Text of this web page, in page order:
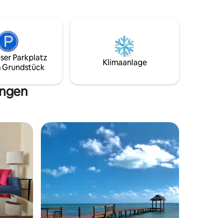
Parkplatz
Grundstück
Klimaanlage